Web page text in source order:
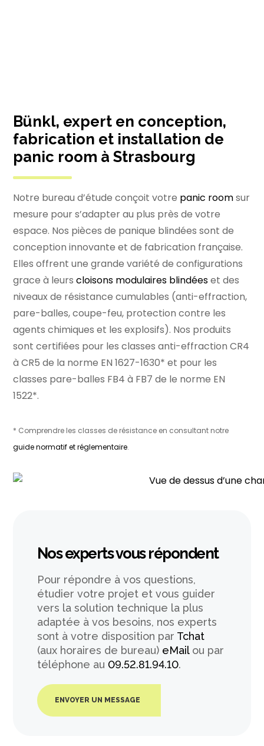
Bünkl, expert en conception,
fabrication et installation de
panic room à Strasbourg
Notre bureau d’étude conçoit votre panic roomsur
mesure pour s’adapter au plus près de votre
espace. Nos pièces de panique blindées sont de
conception innovante et de fabrication française.
Elles offrent une grande variété de configurations
grace à leurscloisons modulaires blindéeset des
niveaux de résistance cumulables (anti-effraction,
pare-balles, coupe-feu, protection contre les
agents chimiques et les explosifs). Nos produits
sont certifiées pour les classes anti-effraction CR4
à CR5 de la norme EN 1627-1630* et pour les
classes pare-balles FB4 à FB7 de le norme EN
1522*.
* Comprendre les classes de résistance en consultant notre
guide normatif et réglementaire.
Nos experts vous répondent
Pour répondre à vos questions,
étudier votre projet et vous guider
vers la solution technique la plus
adaptée à vos besoins, nos experts
sont à votre disposition par Tchat
(aux horaires de bureau) eMailou par
téléphone au 09.52.81.94.10.
ENVOYER UN MESSAGE